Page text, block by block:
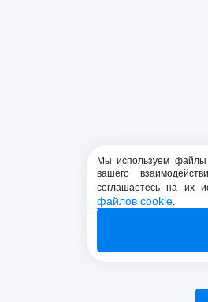
Мы используем файлы
вашего
соглашаетесь на их
файлов cookie.